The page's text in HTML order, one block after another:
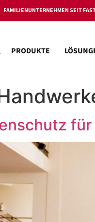
FAMILIENUNTERNEHMEN SEIT
PRODUKTE